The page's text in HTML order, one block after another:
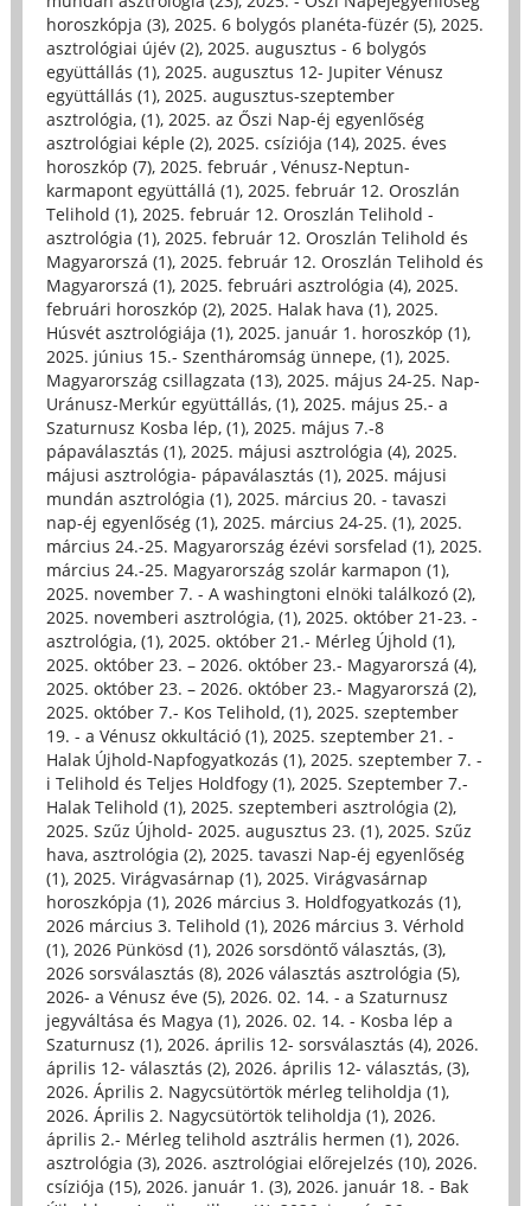
horoszkópja (3), 2025. 6 bolygós planéta-füzér (5), 2025.
asztrológiai újév (2), 2025. augusztus - 6 bolygós
együttállás (1), 2025. augusztus 12- Jupiter Vénusz
együttállás (1), 2025. augusztus-szeptember
asztrológia, (1), 2025. az Őszi Nap-éj egyenlőség
asztrológiai képle (2), 2025. csíziója (14), 2025. éves
horoszkóp (7), 2025. február , Vénusz-Neptun-
karmapont együttállá (1), 2025. február 12. Oroszlán
Telihold (1), 2025. február 12. Oroszlán Telihold -
asztrológia (1), 2025. február 12. Oroszlán Telihold és
Magyarorszá (1), 2025. február 12. Oroszlán Telihold és
Magyarorszá (1), 2025. februári asztrológia (4), 2025.
februári horoszkóp (2), 2025. Halak hava (1), 2025.
Húsvét asztrológiája (1), 2025. január 1. horoszkóp (1),
2025. június 15.- Szentháromság ünnepe, (1), 2025.
Magyarország csillagzata (13), 2025. május 24-25. Nap-
Uránusz-Merkúr együttállás, (1), 2025. május 25.- a
Szaturnusz Kosba lép, (1), 2025. május 7.-8
pápaválasztás (1), 2025. májusi asztrológia (4), 2025.
májusi asztrológia- pápaválasztás (1), 2025. májusi
mundán asztrológia (1), 2025. március 20. - tavaszi
nap-éj egyenlőség (1), 2025. március 24-25. (1), 2025.
március 24.-25. Magyarország ézévi sorsfelad (1), 2025.
március 24.-25. Magyarország szolár karmapon (1),
2025. november 7. - A washingtoni elnöki találkozó (2),
2025. novemberi asztrológia, (1), 2025. október 21-23. -
asztrológia, (1), 2025. október 21.- Mérleg Újhold (1),
2025. október 23. – 2026. október 23.- Magyarorszá (4),
2025. október 23. – 2026. október 23.- Magyarorszá (2),
2025. október 7.- Kos Telihold, (1), 2025. szeptember
19. - a Vénusz okkultáció (1), 2025. szeptember 21. -
Halak Újhold-Napfogyatkozás (1), 2025. szeptember 7. -
i Telihold és Teljes Holdfogy (1), 2025. Szeptember 7.-
Halak Telihold (1), 2025. szeptemberi asztrológia (2),
2025. Szűz Újhold- 2025. augusztus 23. (1), 2025. Szűz
hava, asztrológia (2), 2025. tavaszi Nap-éj egyenlőség
(1), 2025. Virágvasárnap (1), 2025. Virágvasárnap
horoszkópja (1), 2026 március 3. Holdfogyatkozás (1),
2026 március 3. Telihold (1), 2026 március 3. Vérhold
(1), 2026 Pünkösd (1), 2026 sorsdöntő választás, (3),
2026 sorsválasztás (8), 2026 választás asztrológia (5),
2026- a Vénusz éve (5), 2026. 02. 14. - a Szaturnusz
jegyváltása és Magya (1), 2026. 02. 14. - Kosba lép a
Szaturnusz (1), 2026. április 12- sorsválasztás (4), 2026.
április 12- választás (2), 2026. április 12- választás, (3),
2026. Április 2. Nagycsütörtök mérleg teliholdja (1),
2026. Április 2. Nagycsütörtök teliholdja (1), 2026.
április 2.- Mérleg telihold asztrális hermen (1), 2026.
asztrológia (3), 2026. asztrológiai előrejelzés (10), 2026.
csíziója (15), 2026. január 1. (3), 2026. január 18. - Bak